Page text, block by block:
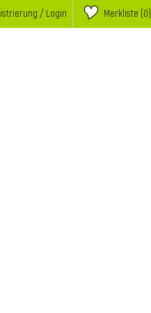
/ Login Merkliste (0)